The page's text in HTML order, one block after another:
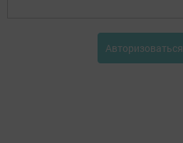
Авторизоваться